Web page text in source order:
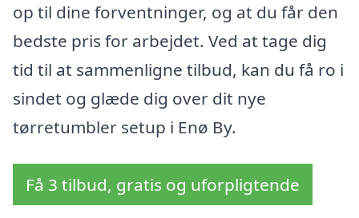
op til dine forventninger, og at du får den
bedste pris for arbejdet. Ved at tage dig
tid til at sammenligne tilbud, kan du få ro i
sindet og glæde dig over dit nye
tørretumbler setup i Enø By.
Få 3 tilbud, gratis og uforpligtende